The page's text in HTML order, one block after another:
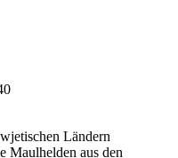
Ländern
Maulhelden aus den